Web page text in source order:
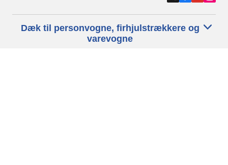
Dæk til personvogne, firhjulstrækkere og
varevogne